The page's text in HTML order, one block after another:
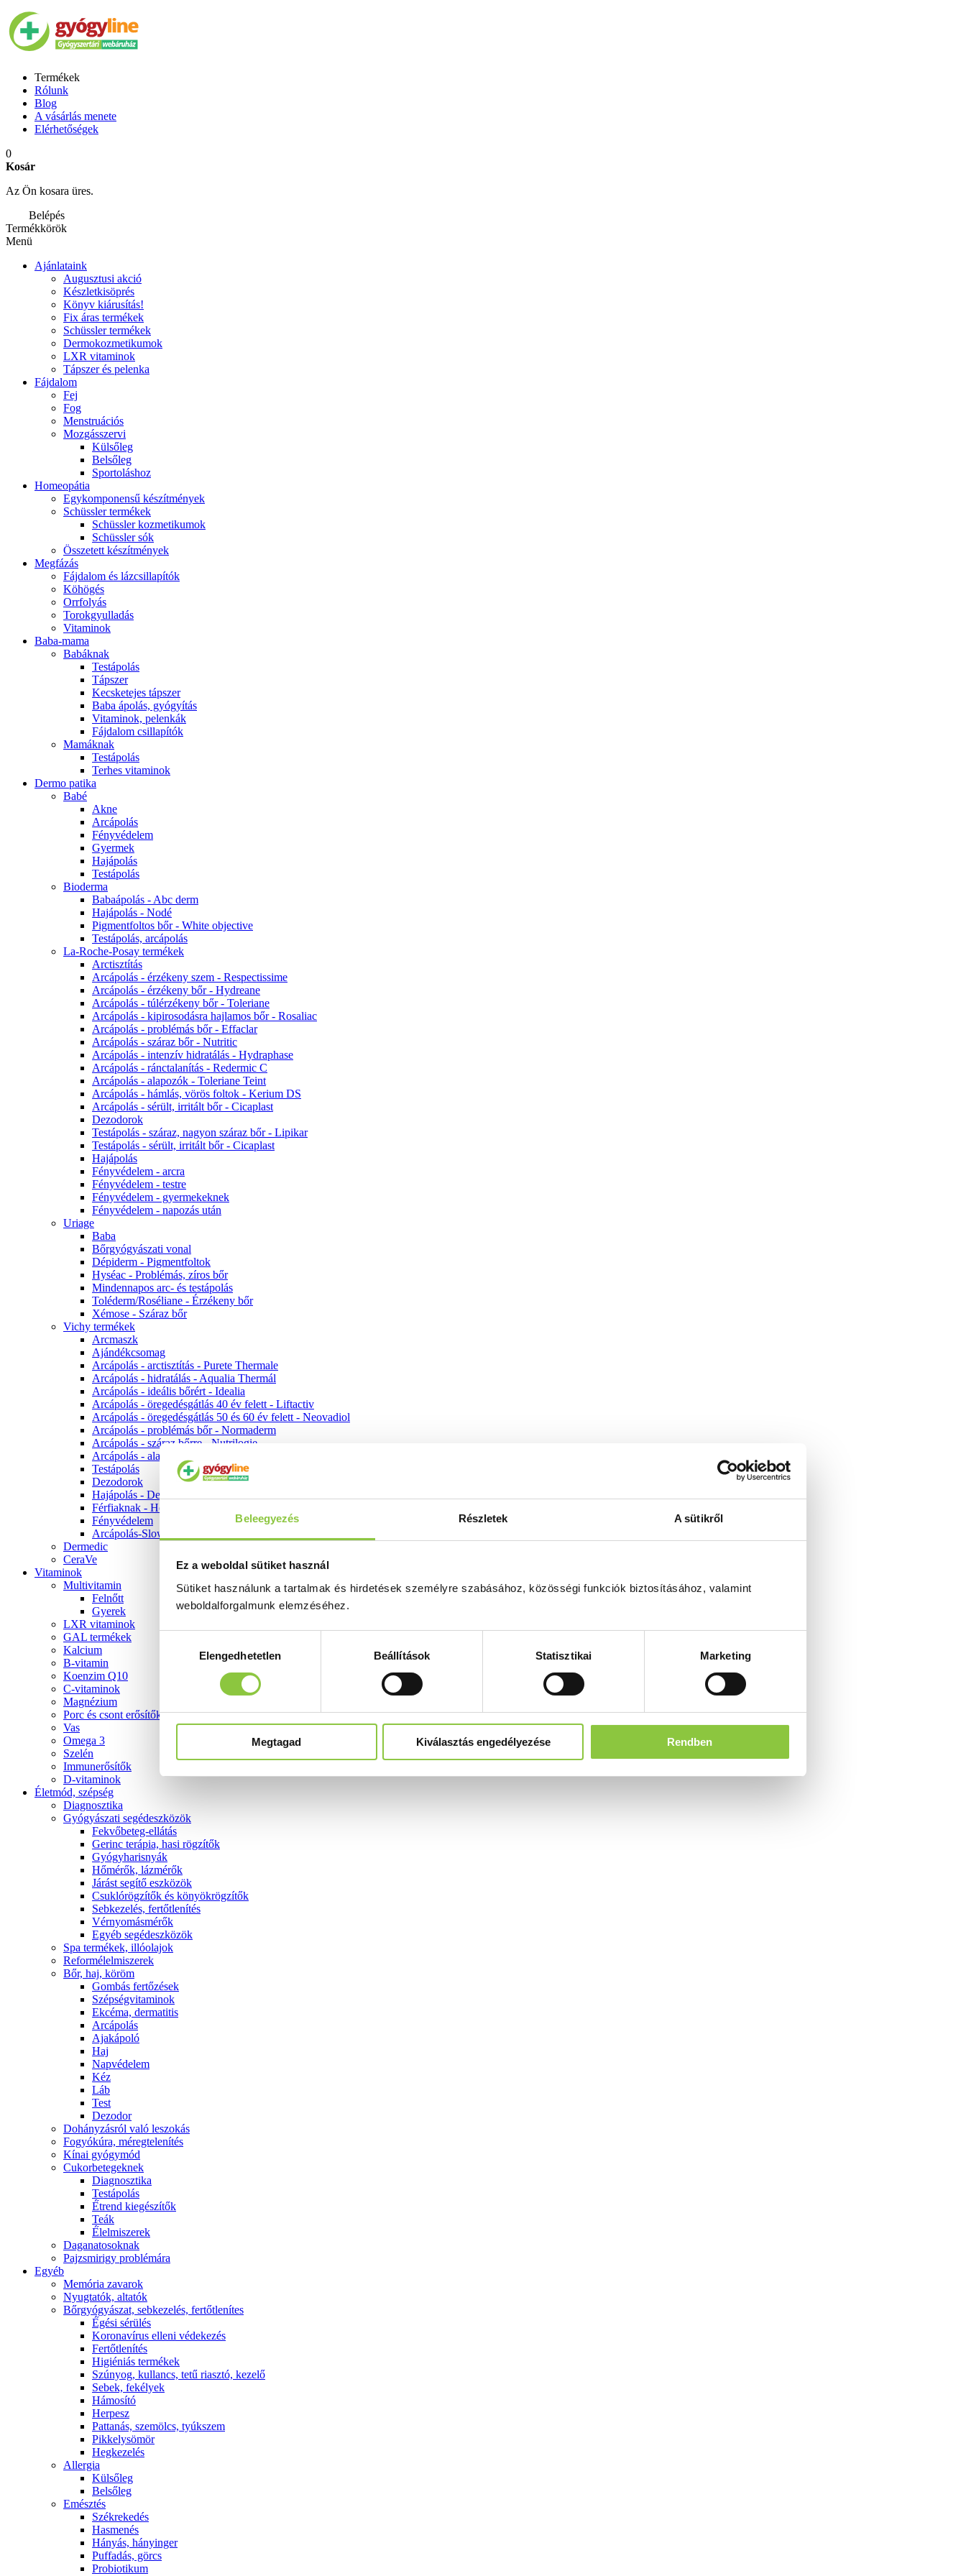
Beleegyezés Részletek A sütikről
Ez a weboldal sütiket használ
Sütiket használunk a tartalmak és hirdetések személyre szabásához, közösségi funkciók biztosításához, valamint
weboldalforgalmunk elemzéséhez.
kiválasztásaElengedhetetlen Beállítások Statisztikai Marketing
Megtagad Kiválasztás engedélyezése Rendben
Termékek
Rólunk
Blog
A vásárlás menete
Elérhetőségek
0
Kosár
Az Ön kosara üres.
Belépés
Termékkörök
Menü
Ajánlataink
Augusztusi akció
Készletkisöprés
Könyv kiárusítás!
Fix áras termékek
Schüssler termékek
Dermokozmetikumok
LXR vitaminok
Tápszer és pelenka
Fájdalom
Fej
Fog
Menstruációs
Mozgásszervi
Külsőleg
Belsőleg
Sportoláshoz
Homeopátia
Egykomponensű készítmények
Schüssler termékek
Schüssler kozmetikumok
Schüssler sók
Összetett készítmények
Megfázás
Fájdalom és lázcsillapítók
Köhögés
Orrfolyás
Torokgyulladás
Vitaminok
Baba-mama
Babáknak
Testápolás
Tápszer
Kecsketejes tápszer
Baba ápolás, gyógyítás
Vitaminok, pelenkák
Fájdalom csillapítók
Mamáknak
Testápolás
Terhes vitaminok
Dermo patika
Babé
Akne
Arcápolás
Fényvédelem
Gyermek
Hajápolás
Testápolás
Bioderma
Babaápolás - Abc derm
Hajápolás - Nodé
Pigmentfoltos bőr - White objective
Testápolás, arcápolás
La-Roche-Posay termékek
Arctisztítás
Arcápolás - érzékeny szem - Respectissime
Arcápolás - érzékeny bőr - Hydreane
Arcápolás - túlérzékeny bőr - Toleriane
Arcápolás - kipirosodásra hajlamos bőr - Rosaliac
Arcápolás - problémás bőr - Effaclar
Arcápolás - száraz bőr - Nutritic
Arcápolás - intenzív hidratálás - Hydraphase
Arcápolás - ránctalanítás - Redermic C
Arcápolás - alapozók - Toleriane Teint
Arcápolás - hámlás, vörös foltok - Kerium DS
Arcápolás - sérült, irritált bőr - Cicaplast
Dezodorok
Testápolás - száraz, nagyon száraz bőr - Lipikar
Testápolás - sérült, irritált bőr - Cicaplast
Hajápolás
Fényvédelem - arcra
Fényvédelem - testre
Fényvédelem - gyermekeknek
Fényvédelem - napozás után
Uriage
Baba
Bőrgyógyászati vonal
Dépiderm - Pigmentfoltok
Hyséac - Problémás, zíros bőr
Mindennapos arc- és testápolás
Toléderm/Roséliane - Érzékeny bőr
Xémose - Száraz bőr
Vichy termékek
Arcmaszk
Ajándékcsomag
Arcápolás - arctisztítás - Purete Thermale
Arcápolás - hidratálás - Aqualia Thermál
Arcápolás - ideális bőrért - Idealia
Arcápolás - öregedésgátlás 40 év felett - Liftactiv
Arcápolás - öregedésgátlás 50 és 60 év felett - Neovadiol
Arcápolás - problémás bőr - Normaderm
Arcápolás - száraz bőrre - Nutrilogie
Arcápolás - alapozók
Testápolás
Dezodorok
Hajápolás - Dercos
Férfiaknak - Homme
Fényvédelem
Arcápolás-Slow Age
Dermedic
CeraVe
Vitaminok
Multivitamin
Felnőtt
Gyerek
LXR vitaminok
GAL termékek
Kalcium
B-vitamin
Koenzim Q10
C-vitaminok
Magnézium
Porc és csont erősítők
Vas
Omega 3
Szelén
Immunerősítők
D-vitaminok
Életmód, szépség
Diagnosztika
Gyógyászati segédeszközök
Fekvőbeteg-ellátás
Gerinc terápia, hasi rögzítők
Gyógyharisnyák
Hőmérők, lázmérők
Járást segítő eszközök
Csuklórögzítők és könyökrögzítők
Sebkezelés, fertőtlenítés
Vérnyomásmérők
Egyéb segédeszközök
Spa termékek, illóolajok
Reformélelmiszerek
Bőr, haj, köröm
Gombás fertőzések
Szépségvitaminok
Ekcéma, dermatitis
Arcápolás
Ajakápoló
Haj
Napvédelem
Kéz
Láb
Test
Dezodor
Dohányzásról való leszokás
Fogyókúra, méregtelenítés
Kínai gyógymód
Cukorbetegeknek
Diagnosztika
Testápolás
É́trend kiegészítők
Teák
É́lelmiszerek
Daganatosoknak
Pajzsmirigy problémára
Egyéb
Memória zavarok
Nyugtatók, altatók
Bőrgyógyászat, sebkezelés, fertőtlenítes
É́gési sérülés
Koronavírus elleni védekezés
Fertőtlenítés
Higiéniás termékek
Szúnyog, kullancs, tetű riasztó, kezelő
Sebek, fekélyek
Hámosító
Herpesz
Pattanás, szemölcs, tyúkszem
Pikkelysömör
Hegkezelés
Allergia
Külsőleg
Belsőleg
Emésztés
Székrekedés
Hasmenés
Hányás, hányinger
Puffadás, görcs
Probiotikum